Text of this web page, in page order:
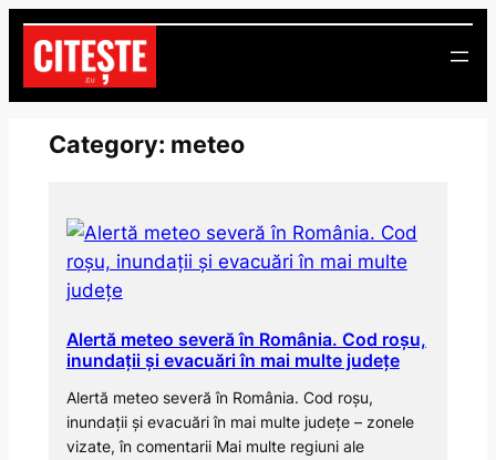
Skip
content
Category: meteo
Alertă meteo severă în România. Cod roșu,
inundații și evacuări în mai multe județe
Alertă meteo severă în România. Cod roșu,
inundații și evacuări în mai multe județe – zonele
vizate, în comentarii Mai multe regiuni ale